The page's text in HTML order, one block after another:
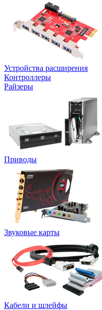
Устройства расширения
Контроллеры
Райзеры
Приводы
Звуковые карты
Кабели и шлейфы